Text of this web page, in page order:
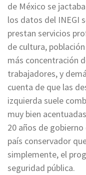
de México se
los datos del INEGI
prestan servicios
de cultura,
más concentración
trabajadores, y
cuenta de que las
izquierda suele
muy bien
20 años de
país conservador
simplemente, el
seguridad pública.